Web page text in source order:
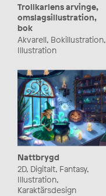
Trollkarlens arvinge,
omslagsillustration,
bok
Akvarell, Bokillustration,
Illustration
Nattbrygd
2D, Digitalt, Fantasy,
Illustration,
Karaktärsdesign